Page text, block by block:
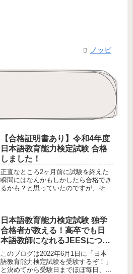
ノッビ
【合格証明書あり】令和4年度
日本語教育能力検定試験 合格
しました！
正直なところ2ヶ月前に試験を終えた
瞬間にはなんかもしかしたら合格でき
るかも？と思っていたのですが、その
届き、合格することができました...
日本語教育能力検定試験 独学
合格者が教える！高卒でも日
本語教師になれるJEESについ
て
このブログは2022年6月1日に「日本
語教育能力検定試験を受験するぞ！」
と決めてから受験日までほぼ毎日、勉